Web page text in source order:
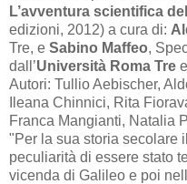
L’avventura scientifica
edizioni, 2012) a cura di:
Tre, e Sabino Maffeo,
dall’Università Roma Tre
Autori: Tullio Aebischer,
Ileana Chinnici, Rita
Franca Mangianti, Natalia
"Per la sua storia secolare
peculiarità di essere stato
vicenda di Galileo e poi